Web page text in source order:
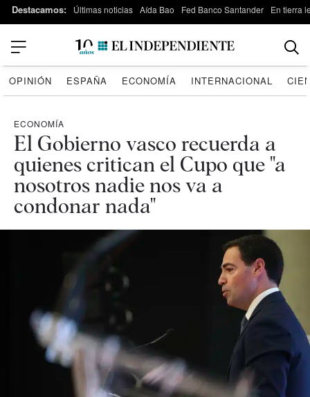
Destacamos: Últimas noticias Aída Bao Fed Banco Santander En tierra
OPINIÓN ESPAÑA ECONOMÍA INTERNACIONAL
ECONOMÍA
El Gobierno vasco recuerda a
quienes critican el Cupo que "a
nosotros nadie nos va a
condonar nada"